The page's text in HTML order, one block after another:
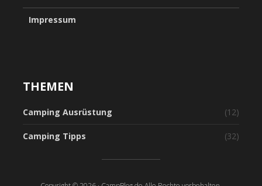
Impressum
THEMEN
Camping Ausrüstung (12)
Camping Tipps (32)